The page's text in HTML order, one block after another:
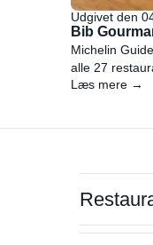
Udgivet den
Bib
Michelin
alle 27
Læs mere →